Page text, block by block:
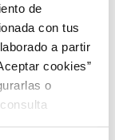
de
con tus
a partir
cookies”
o
La
Caixa 3 u 270ml
Añadir